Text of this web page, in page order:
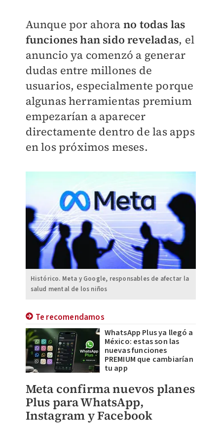
Aunque por ahora no todas las
funciones han sido reveladas, el
anuncio ya comenzó a generar
dudas entre millones de
usuarios, especialmente porque
algunas herramientas premium
empezarían a aparecer
directamente dentro de las apps
en los próximos meses.
Histórico. Meta y Google, responsables de afectar la
salud mental de los niños
Te recomendamos
WhatsApp Plus ya llegó a
México: estas son las
nuevas funciones
PREMIUM que cambiarían
tu app
Meta confirma nuevos planes
Plus para WhatsApp,
Instagram y Facebook